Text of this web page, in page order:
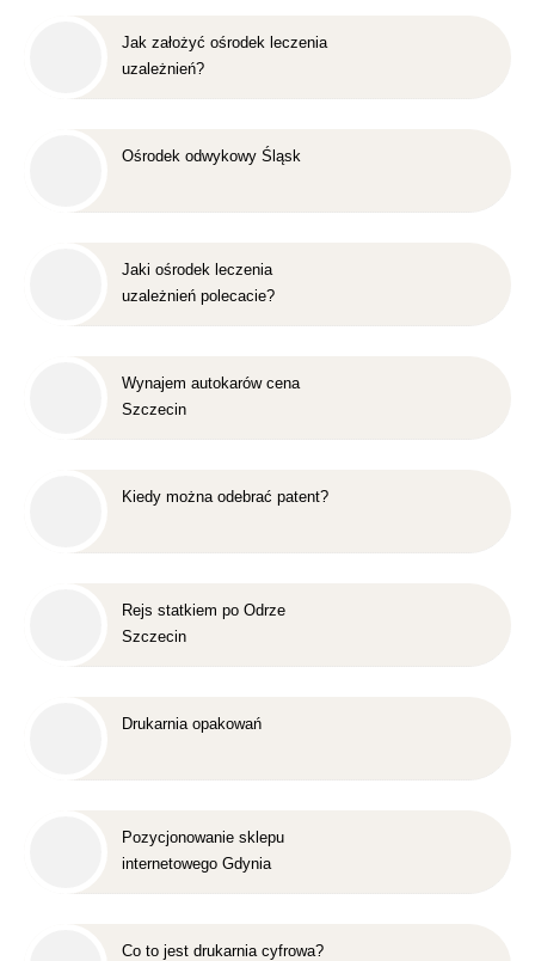
Jak założyć ośrodek leczenia
uzależnień?
Ośrodek odwykowy Śląsk
Jaki ośrodek leczenia
uzależnień polecacie?
Wynajem autokarów cena
Szczecin
Kiedy można odebrać patent?
Rejs statkiem po Odrze
Szczecin
Drukarnia opakowań
Pozycjonowanie sklepu
internetowego Gdynia
Co to jest drukarnia cyfrowa?